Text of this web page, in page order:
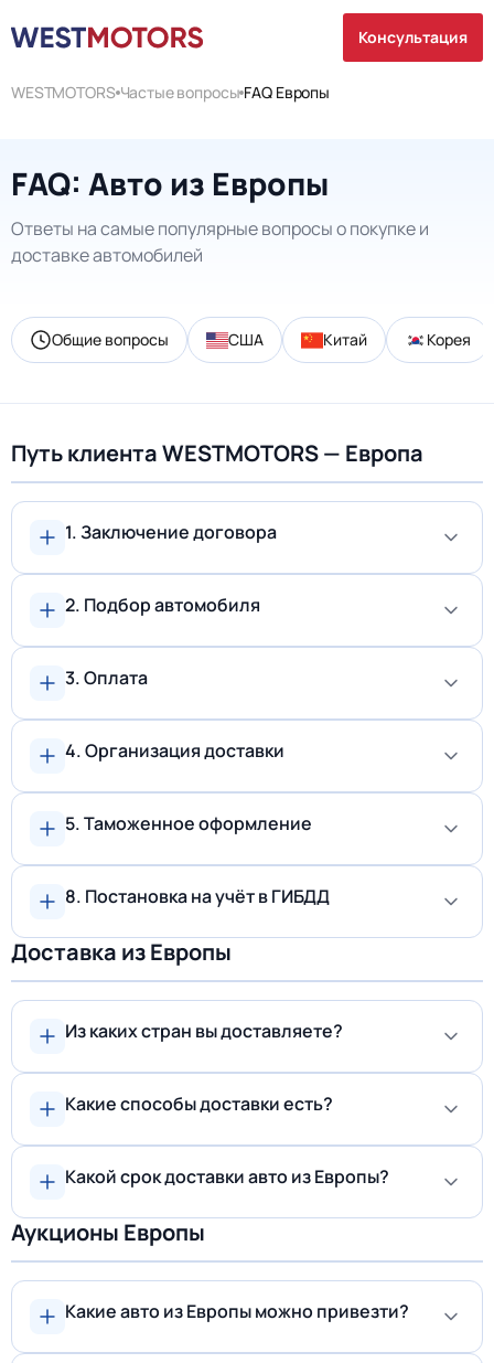
Консультация
WESTMOTORS Частые вопросы FAQ Европы
FAQ: Авто из Европы
Ответы на самые популярные вопросы о покупке и
доставке автомобилей
Общие вопросы США Китай Корея
Путь клиента WESTMOTORS — Европа
1. Заключение договора
2. Подбор автомобиля
3. Оплата
4. Организация доставки
5. Таможенное оформление
8. Постановка на учёт в ГИБДД
Доставка из Европы
Из каких стран вы доставляете?
Какие способы доставки есть?
Какой срок доставки авто из Европы?
Аукционы Европы
Какие авто из Европы можно привезти?